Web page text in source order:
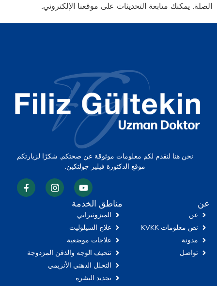
الصلة. يمكنك متابعة التحديثات على موقعنا الإلكتروني.
نحن هنا لنقدم لكم معلومات موثوقة عن صحتكم. شكرًا لزيارتكم
موقع الدكتورة فيليز جولتكين.
عن
عن
نص معلومات KVKK
مدونة
تواصل
مناطق الخدمة
الميزوثيرابي
علاج السيلوليت
علاجات موضعية
تنحيف الوجه والذقن المزدوجة
التحلل الدهني الأنزيمي
تجديد البشرة